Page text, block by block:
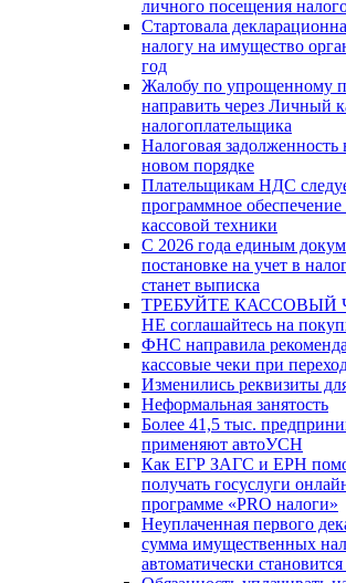
личного посещения
Стартовала
налогу на имущество
год
Жалобу по упрощенному
направить через Личный
налогоплательщика
Налоговая задолженность
новом порядке
Плательщикам НДС
программное обеспечение
кассовой техники
С 2026 года единым
постановке на учет в
станет выписка
ТРЕБУЙТЕ КАССОВЫЙ
НЕ соглашайтесь на
ФНС направила
кассовые чеки при
Изменились реквизиты
Неформальная занятость
Более 41,5 тыс.
применяют автоУСН
Как ЕГР ЗАГС и ЕРН
получать госуслуги
программе «PRO налоги»
Неуплаченная первого
сумма имущественных
автоматически